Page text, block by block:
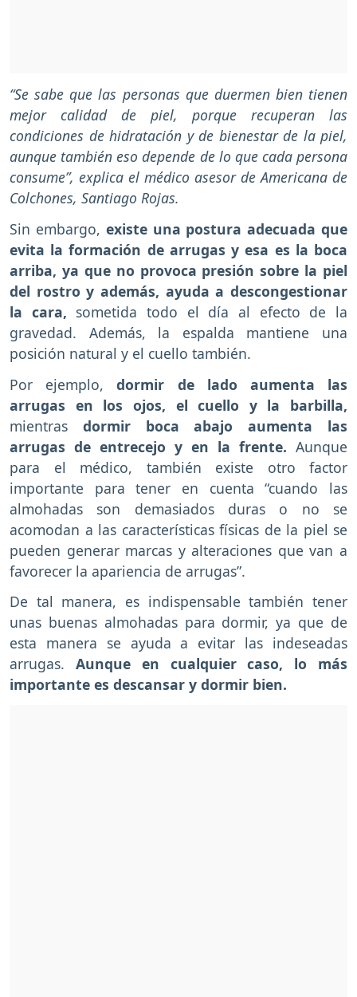
“Se sabe que las personas que duermen bien tienen
mejor calidad de piel, porque recuperan las
condiciones de hidratación y de bienestar de la piel,
aunque también eso depende de lo que cada persona
consume”, explica el médico asesor de Americana de
Colchones, Santiago Rojas.
Sin embargo, existe una postura adecuada que
evita la formación de arrugas y esa es la boca
arriba, ya que no provoca presión sobre la piel
del rostro y además, ayuda a descongestionar
la cara, sometida todo el día al efecto de la
gravedad. Además, la espalda mantiene una
posición natural y el cuello también.
Por ejemplo,dormir de lado aumenta las
arrugas en los ojos, el cuello y la barbilla,
mientras dormir boca abajo aumenta las
arrugas de entrecejo y en la frente. Aunque
para el médico, también existe otro factor
importante para tener en cuenta “cuando las
almohadas son demasiados duras o no se
acomodan a las características físicas de la piel se
pueden generar marcas y alteraciones que van a
favorecer la apariencia de arrugas”.
De tal manera, es indispensable también tener
unas buenas almohadas para dormir, ya que de
esta manera se ayuda a evitar las indeseadas
arrugas. Aunque en cualquier caso, lo más
importante es descansar y dormir bien.